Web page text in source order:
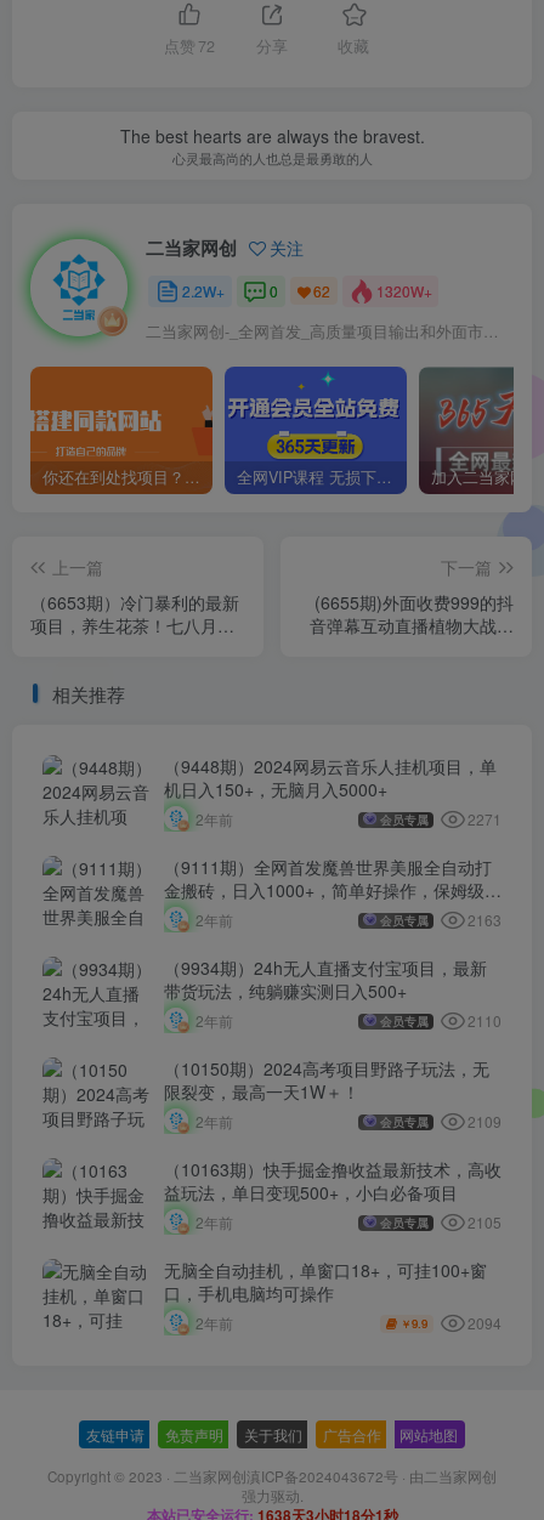
点赞 72 分享 收藏
The best hearts are always the bravest.
心灵最高尚的人也总是最勇敢的人
二当家网创 关注
2.2W+ 0 62 1320W+
你还在到处找项目？还在当韭菜？我靠卖项目一个月收入5万+，曾经我也是个失败者。 全网VIP课程 无损下载~
上一篇
（6653期）冷门暴利的最新
项目，养生花茶！七八月是
下一篇
(6655期)外面收费999的抖
音弹幕互动直播植物大战僵
相关推荐
（9448期）2024网易云音乐人挂机项目，单
机日入150+，无脑月入5000+
2年前 会员专属 2271
（9111期）全网首发魔兽世界美服全自动打
金搬砖，日入1000+，简单好操作，保姆级教
学
2年前 会员专属 2163
（9934期）24h无人直播支付宝项目，最新
带货玩法，纯躺赚实测日入500+
2年前 会员专属 2110
（10150期）2024高考项目野路子玩法，无
限裂变，最高一天1W＋！
2年前 会员专属 2109
（10163期）快手掘金撸收益最新技术，高收
益玩法，单日变现500+，小白必备项目
2年前 会员专属 2105
无脑全自动挂机，单窗口18+，可挂100+窗
口，手机电脑均可操作
2年前 ￥9.9 2094
友链申请 免责声明 关于我们 广告合作 网站地图
Copyright © 2023 · 二当家网创滇ICP备2024043672号 · 由二当家网创
强力驱动.
本站已安全运行: 1638天3小时18分1秒